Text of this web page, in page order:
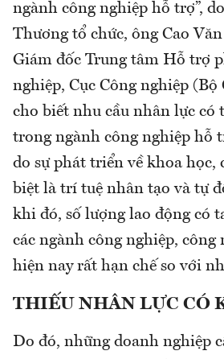
ngành công nghiệp hỗ trợ”,
Thương tổ chức, ông Cao
Giám đốc Trung tâm Hỗ trợ
nghiệp, Cục Công nghiệp (Bộ
cho biết nhu cầu nhân lực có
trong ngành công nghiệp hỗ
do sự phát triển về khoa học,
biệt là trí tuệ nhân tạo và tự
khi đó, số lượng lao động có
các ngành công nghiệp, công
hiện nay rất hạn chế so với
THIẾU NHÂN LỰC CÓ
Do đó, những doanh nghiệp